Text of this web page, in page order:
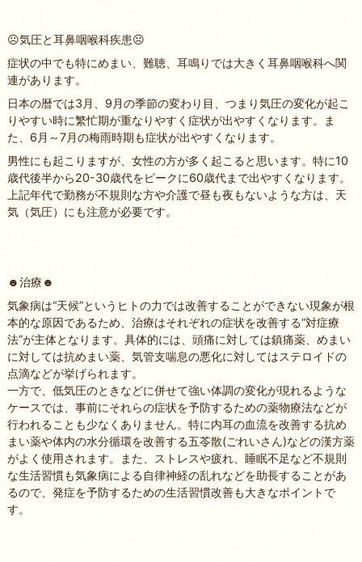
☹気圧と耳鼻咽喉科疾患☹
症状の中でも特にめまい、難聴、耳鳴りでは大きく耳鼻咽喉科へ関
連があります。
日本の暦では3月、9月の季節の変わり目、つまり気圧の変化が起こ
りやすい時に繁忙期が重なりやすく症状が出やすくなります。ま
た、6月～7月の梅雨時期も症状が出やすくなります。
男性にも起こりますが、女性の方が多く起こると思います。特に10
歳代後半から20-30歳代をピークに60歳代まで出やすくなります。
上記年代で勤務が不規則な方や介護で昼も夜もないような方は、天
気（気圧）にも注意が必要です。
☻治療☻
気象病は“天候”というヒトの力では改善することができない現象が根
本的な原因であるため、治療はそれぞれの症状を改善する“対症療
法”が主体となります。具体的には、頭痛に対しては鎮痛薬、めまい
に対しては抗めまい薬、気管支喘息の悪化に対してはステロイドの
点滴などが挙げられます。
一方で、低気圧のときなどに併せて強い体調の変化が現れるような
ケースでは、事前にそれらの症状を予防するための薬物療法などが
行われることも少なくありません。特に内耳の血流を改善する抗め
まい薬や体内の水分循環を改善する五苓散(ごれいさん)などの漢方薬
がよく使用されます。また、ストレスや疲れ、睡眠不足など不規則
な生活習慣も気象病による自律神経の乱れなどを助長することがあ
るので、発症を予防するための生活習慣改善も大きなポイントで
す。